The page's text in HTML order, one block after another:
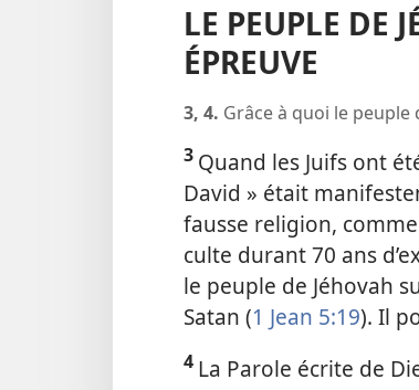
LE PEUPLE DE
ÉPREUVE
3, 4. Grâce à quoi le peuple
3 Quand les Juifs ont
David » était
fausse religion,
culte durant 70 ans
le peuple de Jéhovah
Satan (1 Jean 5:19). Il
4 La Parole écrite de